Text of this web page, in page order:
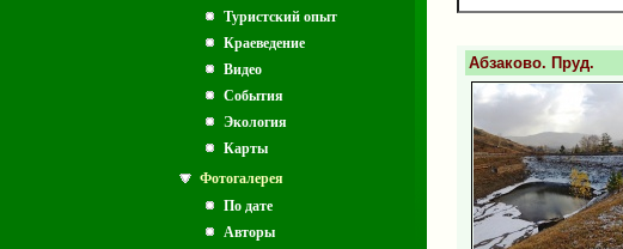
Туристский опыт
Краеведение
Видео
События
Экология
Карты
Фотогалерея
По дате
Авторы
Абзаково. Пруд.